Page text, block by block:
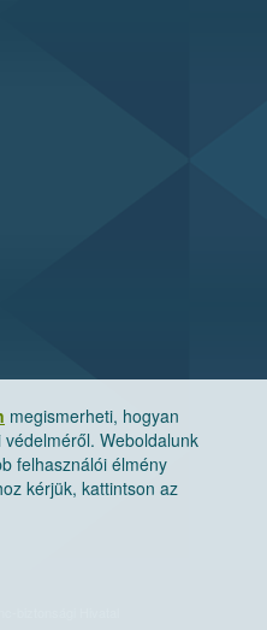
megismerheti, hogyan
Weboldalunk
felhasználói élmény
kérjük, kattintson az
biztonsági Hivatal